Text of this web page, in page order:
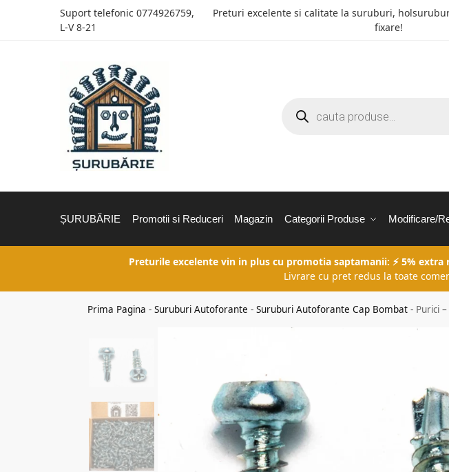
Suport telefonic 0774926759,
L-V 8-21
Preturi excelente si calitate la suruburi,
fixare!
ȘURUBĂRIE Promotii si Reduceri Magazin Categorii Produse Modificare/
Preturile excelente vin in plus cu promotia saptamanii: ⚡ 5% extra
Livrare cu pret redus la toate
Prima Pagina -Suruburi Autoforante -Suruburi Autoforante Cap Bombat - Purici